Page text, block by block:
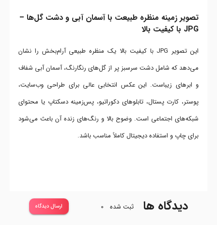
تصویر زمینه منظره طبیعت با آسمان آبی و دشت گل‌ها –
JPG با کیفیت بالا
این تصویر JPG با کیفیت بالا یک منظره طبیعی آرام‌بخش را نشان
می‌دهد که شامل دشت سرسبز پر از گل‌های رنگارنگ، آسمان آبی شفاف
و ابرهای زیباست. این عکس انتخابی عالی برای طراحی وب‌سایت،
پوستر، کارت پستال، تابلوهای دکوراتیو، پس‌زمینه دسکتاپ یا محتوای
شبکه‌های اجتماعی است. وضوح بالا و رنگ‌های زنده آن باعث می‌شود
برای چاپ و استفاده دیجیتال کاملاً مناسب باشد.
دیدگاه ها ثبت شده 0 ارسال دیدگاه